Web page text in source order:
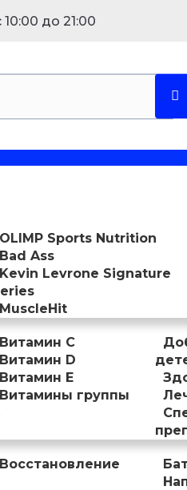
10:00 до 21:00
OLIMP Sports Nutrition
Bad Ass
Kevin Levrone Signature
MuscleHit
Витамин С
Витамин D
Витамин Е
Витамины группы
Восстановление